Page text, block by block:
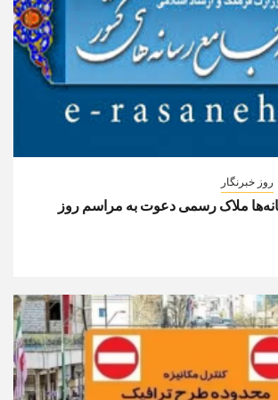
روز خبرنگار
ملاک رسمی دعوت به مراسم روز